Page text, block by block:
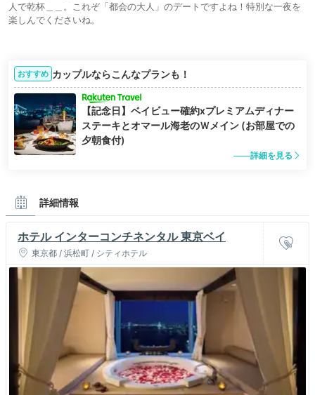
人で乾杯＿＿。これぞ「都会の大人」のデートですよね！特別な一夜を
楽しんでくださいね。
おすすめ カップルならこんなプランも！
【記念日】ベイビュー確約xプレミアムディナー
ステーキとオマール海老のＷメイン (お部屋での
夕朝食付)
詳細を見る
詳細情報
ホテル インターコンチネンタル 東京ベイ
東京都 / 浜松町 / シティホテル